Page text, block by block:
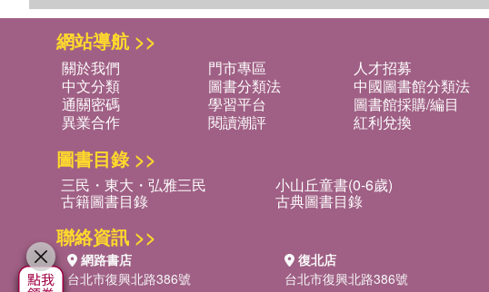
網站導航 >>
關於我們 門市專區 人才招募
中文分類
圖書分類法 中國圖書館分類法
通關密碼
學習平台 圖書館採購/編目
異業合作
閱讀潮評 紅利兌換
圖書目錄 >>
三民・東大・弘雅三民 小山丘童書(0-6歲)
古籍圖書目錄 古典圖書目錄
聯絡資訊 >>
網路書店
台北市復興北路386號
復北店
台北市復興北路386號